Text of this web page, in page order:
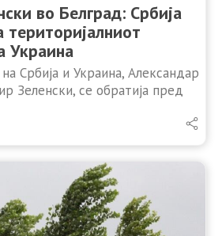
во Белград: Србија
Украина
Србија и Украина, Александар
Зеленски, се обратија пред
украинскиот претседател
официјална посета. …